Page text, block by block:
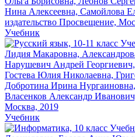
Учебник
Учебник